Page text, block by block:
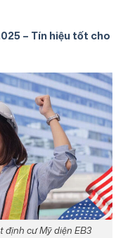
– Tín hiệu tốt cho
định cư Mỹ diện EB3